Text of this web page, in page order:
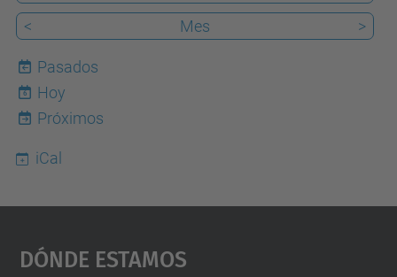
<
Mes >
Pasados
6
Hoy
Próximos
iCal
Dónde Estamos